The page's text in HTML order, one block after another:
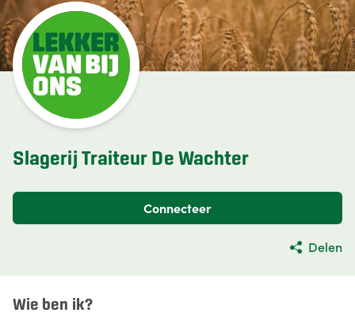
Slagerij Traiteur De Wachter
Connecteer
Delen
Wie ben ik?